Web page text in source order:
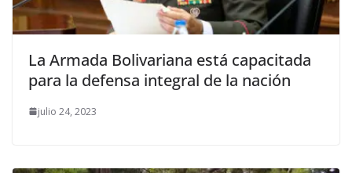
La Armada Bolivariana está capacitada
para la defensa integral de la nación
julio 24, 2023